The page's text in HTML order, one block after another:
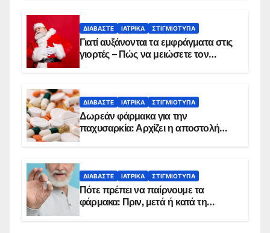
ΔΙΑΒΆΣΤΕ ΙΑΤΡΙΚΆ ΣΤΙΓΜΙΌΤΥΠΑ
Γιατί αυξάνονται τα εμφράγματα στις
γιορτές – Πώς να μειώσετε τον
ΔΙΑΒΆΣΤΕ ΙΑΤΡΙΚΆ ΣΤΙΓΜΙΌΤΥΠΑ
Δωρεάν φάρμακα για την
παχυσαρκία: Αρχίζει η αποστολή
ΔΙΑΒΆΣΤΕ ΙΑΤΡΙΚΆ ΣΤΙΓΜΙΌΤΥΠΑ
Πότε πρέπει να παίρνουμε τα
φάρμακα: Πριν, μετά ή κατά τη